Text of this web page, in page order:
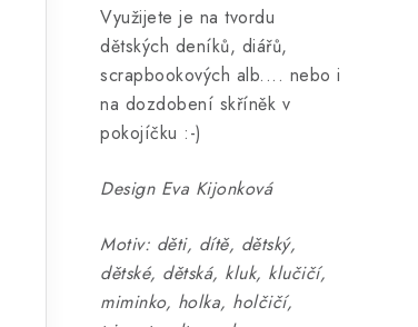
Využijete je na tvordu
dětských deníků, diářů,
scrapbookových alb.... nebo i
na dozdobení skříněk v
pokojíčku :-)
Design Eva Kijonková
Motiv: děti, dítě, dětský,
dětské, dětská, kluk, klučičí,
miminko, holka, holčičí,